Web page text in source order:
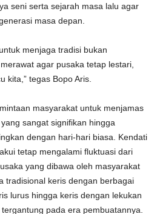
seni serta sejarah masa lalu agar
masa depan.
menjaga tradisi bukan
agar pusaka tetap lestari,
kita,” tegas Bopo Aris.
masyarakat untuk menjamas
sangat signifikan hingga
dengan hari-hari biasa. Kendati
tetap mengalami fluktuasi dari
yang dibawa oleh masyarakat
tradisional keris dengan berbagai
lurus hingga keris dengan lekukan
pada era pembuatannya.